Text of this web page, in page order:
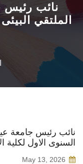
نائب
الملتقي
نائب رئيس جامعة
السنوى الاول لكلية
May 13, 2026